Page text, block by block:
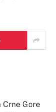
Gore